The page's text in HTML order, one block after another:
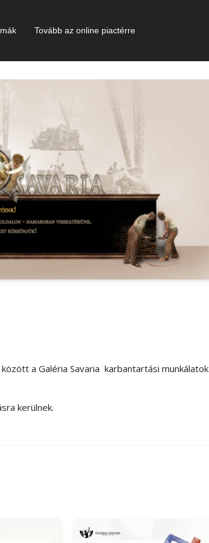
Tovább az online piactérre
a Galéria Savaria karbantartási munkálatok
kerülnek.